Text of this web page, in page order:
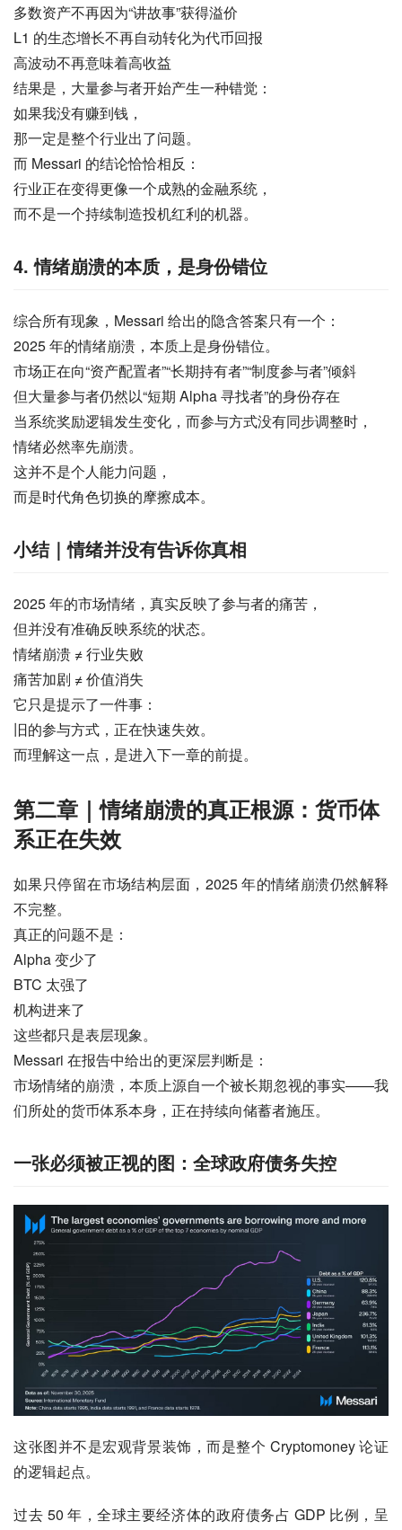
多数资产不再因为“讲故事”获得溢价
L1 的生态增长不再自动转化为代币回报
高波动不再意味着高收益
结果是，大量参与者开始产生一种错觉：
如果我没有赚到钱，
那一定是整个行业出了问题。
而 Messari 的结论恰恰相反：
行业正在变得更像一个成熟的金融系统，
而不是一个持续制造投机红利的机器。
4. 情绪崩溃的本质，是身份错位
综合所有现象，Messari 给出的隐含答案只有一个：
2025 年的情绪崩溃，本质上是身份错位。
市场正在向“资产配置者”“长期持有者”“制度参与者”倾斜
但大量参与者仍然以“短期 Alpha 寻找者”的身份存在
当系统奖励逻辑发生变化，而参与方式没有同步调整时，
情绪必然率先崩溃。
这并不是个人能力问题，
而是时代角色切换的摩擦成本。
小结｜情绪并没有告诉你真相
2025 年的市场情绪，真实反映了参与者的痛苦，
但并没有准确反映系统的状态。
情绪崩溃 ≠ 行业失败
痛苦加剧 ≠ 价值消失
它只是提示了一件事：
旧的参与方式，正在快速失效。
而理解这一点，是进入下一章的前提。
第二章｜情绪崩溃的真正根源：货币体
系正在失效
如果只停留在市场结构层面，2025 年的情绪崩溃仍然解释
不完整。
真正的问题不是：
Alpha 变少了
BTC 太强了
机构进来了
这些都只是表层现象。
Messari 在报告中给出的更深层判断是：
市场情绪的崩溃，本质上源自一个被长期忽视的事实——我
们所处的货币体系本身，正在持续向储蓄者施压。
一张必须被正视的图：全球政府债务失控
这张图并不是宏观背景装饰，而是整个 Cryptomoney 论证
的逻辑起点。
过去 50 年，全球主要经济体的政府债务占 GDP 比例，呈